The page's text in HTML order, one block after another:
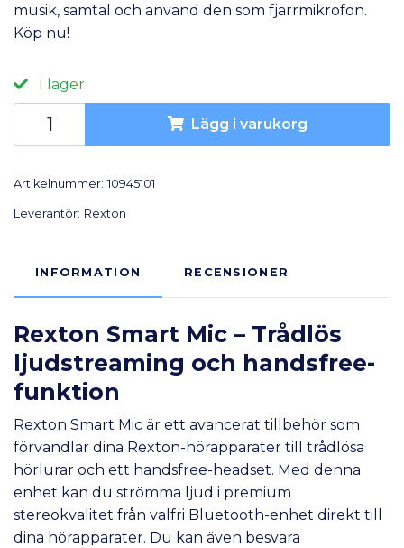
musik, samtal och använd den som fjärrmikrofon.
Köp nu!
I lager
Lägg i varukorg
Artikelnummer: 10945101
Leverantör: Rexton
INFORMATION RECENSIONER
Rexton Smart Mic – Trådlös
ljudstreaming och handsfree-
funktion
Rexton Smart Mic är ett avancerat tillbehör som
förvandlar dina Rexton-hörapparater till trådlösa
hörlurar och ett handsfree-headset. Med denna
enhet kan du strömma ljud i premium
stereokvalitet från valfri Bluetooth-enhet direkt till
dina hörapparater. Du kan även besvara